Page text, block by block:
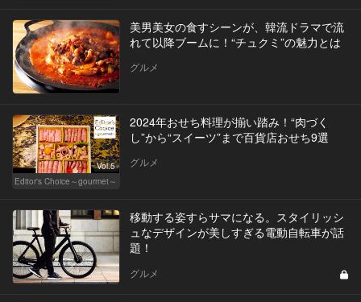
美男美女の食すシーンが、韓流ドラマで流
れて以降ブームに！“チュクミ”の魅力とは
グルメ
Vol.5
Editor's Choice～gourmet～
2024年おせち料理が揃い踏み！“肉づく
し”から“スイーツ”まで百貨店おせち9選
グルメ
移動する姿すらサマになる。スタイリッシ
ュなデザインが美しすぎる電動自転車が話
題！
グルメ